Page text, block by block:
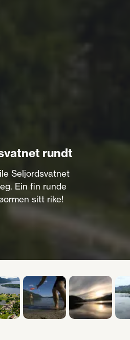
rundt
Seljordsvatnet
Ein fin runde
sitt rike!